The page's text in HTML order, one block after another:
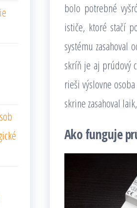
bolo potrebné
ističe, ktoré stačí
systému zasahoval
skríň je aj prúdový
rieši výslovne
skrine zasahoval
Ako funguje